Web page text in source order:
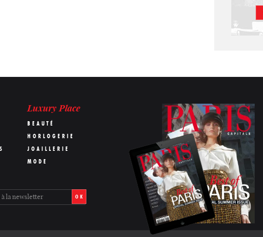
Luxury Place
BEAUTÉ
HORLOGERIE
JOAILLERIE
MODE
OK